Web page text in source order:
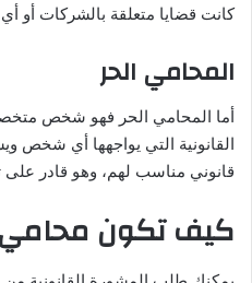
كانت قضايا متعلقة بالشركات أو
المحامي الحر
أما المحامي الحر فهو شخص
القانونية التي يواجهها أي شخص
قانوني مناسب لهم، وهو قادر على
كيف تكون